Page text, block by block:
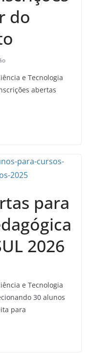
do
e Tecnologia
abertas
para
2026
e Tecnologia
30 alunos
para